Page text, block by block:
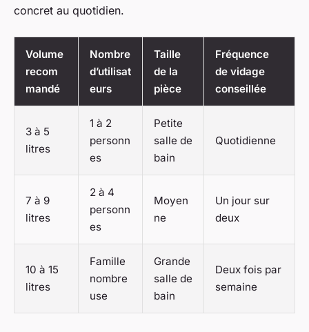
concret au quotidien.
Volume
recom
mandé
Nombre
d’utilisat
eurs
Taille
de la
pièce
Fréquence
de vidage
conseillée
3 à 5
litres
1 à 2
personn
es
Petite
salle de
bain
Quotidienne
7 à 9
litres
2 à 4
personn
es
Moyen
ne
Un jour sur
deux
10 à 15
litres
Famille
nombre
use
Grande
salle de
bain
Deux fois par
semaine